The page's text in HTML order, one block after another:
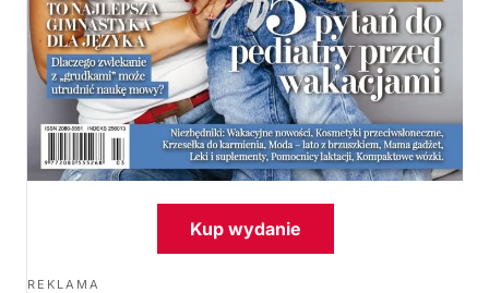
Kup wydanie
REKLAMA